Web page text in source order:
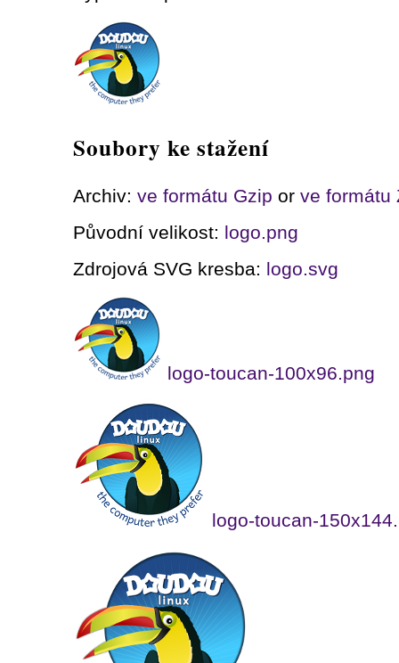
Soubory ke stažení
Archiv: ve formátu Gzip or ve formátu
Původní velikost: logo.png
Zdrojová SVG kresba: logo.svg
logo-toucan-100x96.png
logo-toucan-